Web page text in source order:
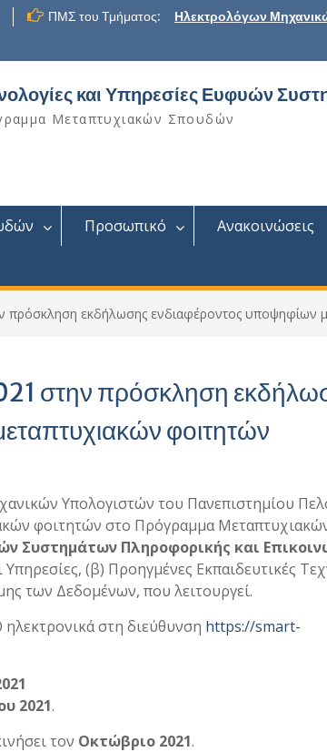
ΠΜΣ του Τμήματος: Ηλεκτρολόγων
και Υπηρεσίες Ευφυών
Μεταπτυχιακών Σπουδών
Προσωπικό Ανακοινώσεις
πρόσκληση εκδήλωσης ενδιαφέροντος υποψηφίων
στην πρόσκληση
φοιτητών
Υπολογιστών του Πανεπιστημίου
φοιτητών στο Πρόγραμμα
Συστημάτων Πληροφορικής και
(β) Προηγμένες Εκπαιδευτικές
των Δεδομένων, που λειτουργεί.
στη διεύθυνση https://smart-
2021.
τον Οκτώβριο 2021.